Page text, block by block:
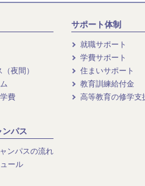
夜間）
費
ンパス
ンパスの流れ
ール
サポート体制
就職サポート
学費サポート
住まいサポート
教育訓練給付金
高等教育の修学支